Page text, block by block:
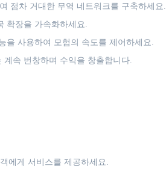
점차 거대한 무역 네트워크를 구축하세요.
확장을 가속화하세요.
을 사용하여 모험의 속도를 제어하세요.
속 번창하며 수익을 창출합니다.
에게 서비스를 제공하세요.